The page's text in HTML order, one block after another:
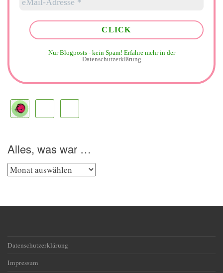
Nur Blogposts - kein Spam! Erfahre mehr in der
Datenschutzerklärung
Alles, was war …
Alles,
Datenschutzerklärung
Impressum